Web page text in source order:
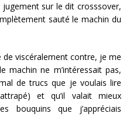
jugement sur le dit crosssover,
sauté le machin du
de viscéralement contre, je me
machin ne m’intéressait pas,
de trucs que je voulais lire
et qu’il valait mieux
bouquins que j’appréciais